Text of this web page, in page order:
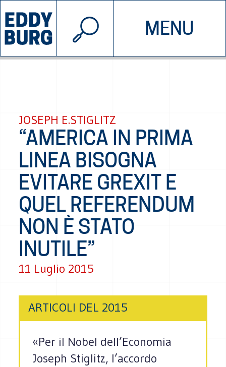
MENU
INIZIATIVE CHI SIAMO
© 2026 EDDYBURG
JOSEPH E.STIGLITZ
“AMERICA IN PRIMA
LINEA BISOGNA
EVITARE GREXIT E
QUEL REFERENDUM
NON È STATO
INUTILE”
11 Luglio 2015
ARTICOLI DEL 2015
«Per il Nobel dell’Economia
Joseph Stiglitz, l’accordo